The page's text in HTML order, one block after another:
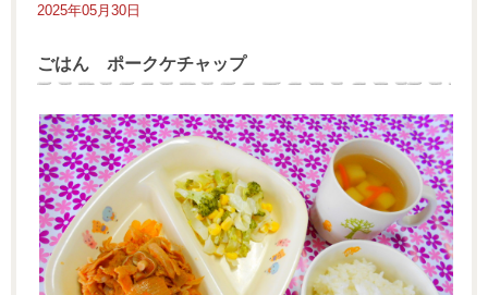
2025年05月30日
ごはん ポークケチャップ